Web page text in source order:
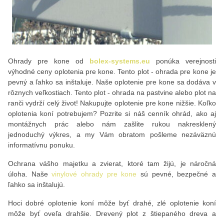
Ohrady pre kone od bolex-systems.eu
ponúka verejnosti
výhodné ceny oplotenia pre kone. Tento plot - ohrada pre kone je
pevný a ľahko sa inštaluje. Naše oplotenie pre kone sa dodáva v
rôznych veľkostiach. Tento plot - ohrada na pastvine alebo plot na
ranči vydrží celý život! Nakupujte oplotenie pre kone nižšie. Koľko
oplotenia koní potrebujem? Pozrite si náš cenník ohrád, ako aj
montážnych prác alebo nám zašlite rukou nakresklený
jednoduchý výkres, a my Vám obratom pošleme nezáväznú
informatívnu ponuku.
Ochrana vášho majetku a zvierat, ktoré tam žijú, je náročná
úloha. Naševinylové ohrady pre kone sú pevné, bezpečné a
ľahko sa inštalujú.
Hoci dobré oplotenie koní môže byť drahé, zlé oplotenie koní
môže byť oveľa drahšie. Drevený plot z štiepaného dreva a